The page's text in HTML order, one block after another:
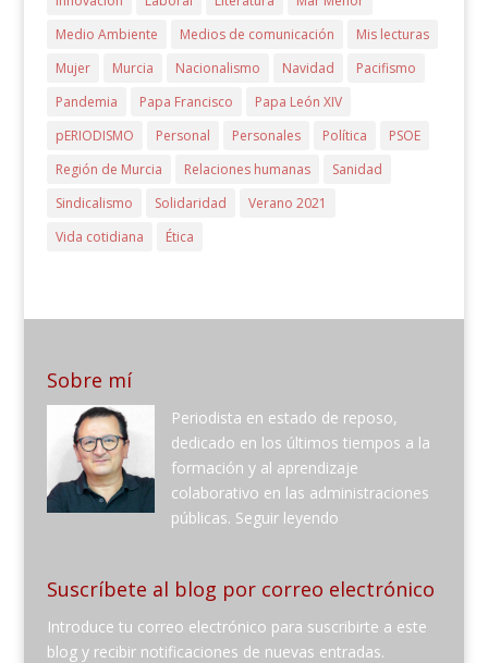
Medio Ambiente
Medios de comunicación
Mis lecturas
Mujer
Murcia Nacionalismo Navidad
Pacifismo
Pandemia
Papa Francisco
Papa León XIV
pERIODISMO
Personal Personales Política
PSOE
Región de Murcia
Relaciones humanas
Sanidad
Sindicalismo
Solidaridad
Verano 2021
Vida cotidiana
Ética
Sobre mí
Periodista en estado de reposo,
dedicado en los últimos tiempos a la
formación y al aprendizaje
colaborativo en las administraciones
públicas. Seguir leyendo
Suscríbete al blog por correo electrónico
Introduce tu correo electrónico para suscribirte a este
blog y recibir notificaciones de nuevas entradas.